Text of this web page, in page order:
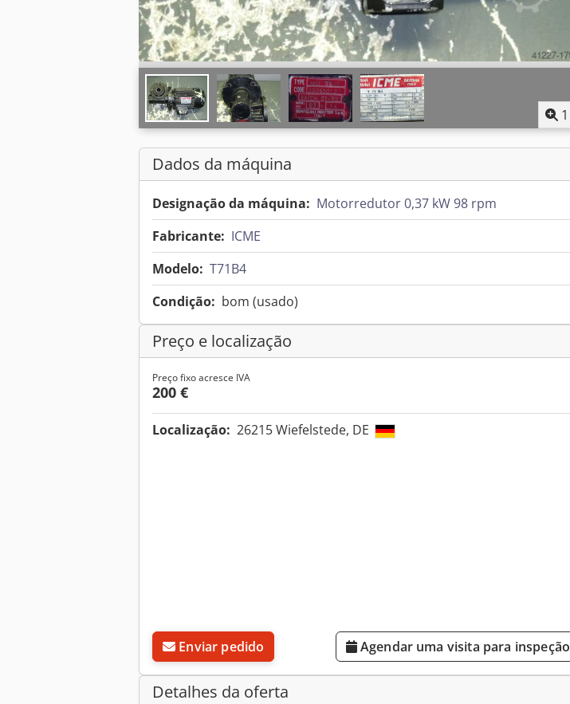
1
Dados da máquina
Designação da máquina: Motorredutor 0,37 kW 98 rpm
Fabricante: ICME
Modelo: T71B4
Condição: bom (usado)
Preço e localização
Preço fixo acresce IVA
200 €
Localização: 26215 Wiefelstede, DE
Enviar pedido Agendar uma visita para inspeção
Detalhes da oferta